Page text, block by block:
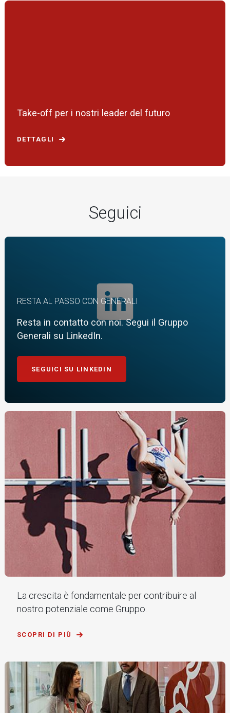
Take-off per i nostri leader del futuro
DETTAGLI
Seguici
RESTA AL PASSO CON GENERALI
Resta in contatto con noi. Segui il Gruppo
Generali su LinkedIn.
SEGUICI SU LINKEDIN
La crescita è fondamentale per contribuire al
nostro potenziale come Gruppo.
SCOPRI DI PIÙ